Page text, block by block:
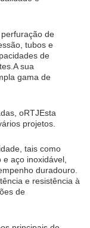
de
tubos e
de
sua
gama de
oRTJEsta
projetos.
tais como
aço inoxidável,
duradouro.
e resistência à
de